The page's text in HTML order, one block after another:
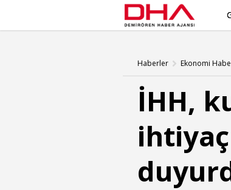
Haberler Ekonomi
İHH,
ihtiyaç